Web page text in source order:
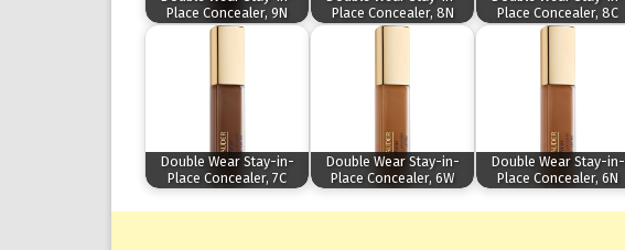
Place Concealer, 9N
Place Concealer, 8N
Place Concealer, 8C
Double Wear Stay-in-
Place Concealer, 7C
Double Wear Stay-in-
Place Concealer, 6W
Double Wear Stay-in-
Place Concealer, 6N